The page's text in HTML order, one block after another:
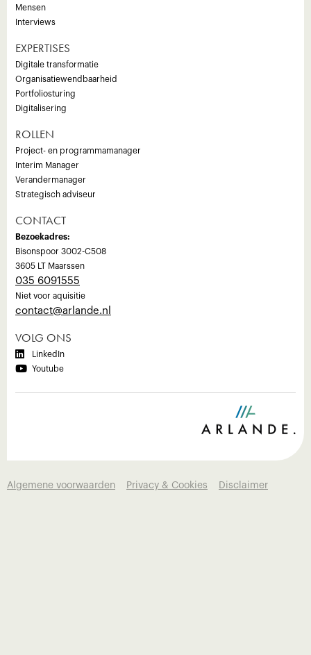
Mensen
Interviews
EXPERTISES
Digitale transformatie
Organisatiewendbaarheid
Portfoliosturing
Digitalisering
ROLLEN
Project- en programmamanager
Interim Manager
Verandermanager
Strategisch adviseur
CONTACT
Bezoekadres:
Bisonspoor 3002-C508
3605 LT Maarssen
035 6091555
Niet voor aquisitie
‍contact@arlande.nl
VOLG ONS
 LinkedIn
 Youtube
Algemene voorwaarden Privacy & Cookies Disclaimer